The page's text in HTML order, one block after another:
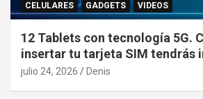
CELULARES GADGETS VIDEOS
12 Tablets con tecnología 5G.
insertar tu tarjeta SIM tendrás
julio 24, 2026 Denis